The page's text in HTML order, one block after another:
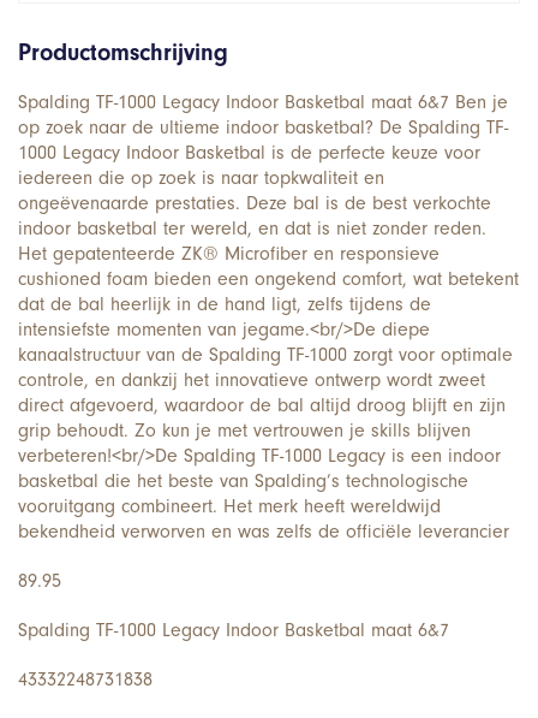
Productomschrijving
Spalding TF-1000 Legacy Indoor Basketbal maat 6&7 Ben je
op zoek naar de ultieme indoor basketbal? De Spalding TF-
1000 Legacy Indoor Basketbal is de perfecte keuze voor
iedereen die op zoek is naar topkwaliteit en
ongeëvenaarde prestaties. Deze bal is de best verkochte
indoor basketbal ter wereld, en dat is niet zonder reden.
Het gepatenteerde ZK® Microfiber en responsieve
cushioned foam bieden een ongekend comfort, wat betekent
dat de bal heerlijk in de hand ligt, zelfs tijdens de
intensiefste momenten van jegame.<br/>De diepe
kanaalstructuur van de Spalding TF-1000 zorgt voor optimale
controle, en dankzij het innovatieve ontwerp wordt zweet
direct afgevoerd, waardoor de bal altijd droog blijft en zijn
grip behoudt. Zo kun je met vertrouwen je skills blijven
verbeteren!<br/>De Spalding TF-1000 Legacy is een indoor
basketbal die het beste van Spalding’s technologische
vooruitgang combineert. Het merk heeft wereldwijd
bekendheid verworven en was zelfs de officiële leverancier
89.95
Spalding TF-1000 Legacy Indoor Basketbal maat 6&7
43332248731838